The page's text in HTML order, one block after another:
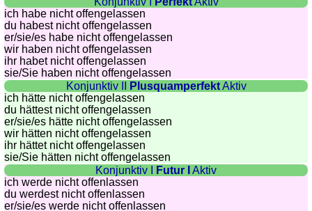
Quiz
de
villes
et
pays
Plus
de
jeux
Entraineur
de
mémoire
Entraineur
de
mathématiques
ich habe nicht offengelassen
du habest nicht offengelassen
er/sie/es habe nicht offengelassen
wir haben nicht offengelassen
ihr habet nicht offengelassen
sie/Sie haben nicht offengelassen
Konjunktiv II
PlusquamperfektAktiv
ich hätte nicht offengelassen
du hättest nicht offengelassen
er/sie/es hätte nicht offengelassen
wir hätten nicht offengelassen
ihr hättet nicht offengelassen
sie/Sie hätten nicht offengelassen
Konjunktiv I
Futur I
Aktiv
ich werde nicht offenlassen
du werdest nicht offenlassen
er/sie/es werde nicht offenlassen